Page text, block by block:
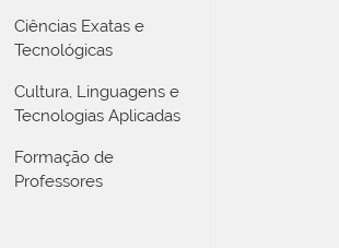
Ciências Exatas e
Tecnológicas
Cultura, Linguagens e
Tecnologias Aplicadas
Formação de
Professores